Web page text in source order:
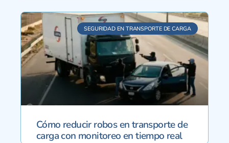
SEGURIDAD EN TRANSPORTE DE CARGA
Cómo reducir robos en transporte de
carga con monitoreo en tiempo real